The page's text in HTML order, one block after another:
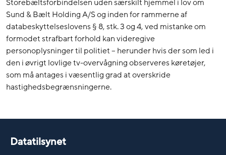
Storebæltsforbindelsen uden særskilt hjemmel i lov om
Sund & Bælt Holding A/S og inden for rammerne af
databeskyttelseslovens § 8, stk. 3 og 4, ved mistanke om
formodet strafbart forhold kan videregive
personoplysninger til politiet – herunder hvis der som led i
den i øvrigt lovlige tv-overvågning observeres køretøjer,
som må antages i væsentlig grad at overskride
hastighedsbegrænsningerne.
Datatilsynet